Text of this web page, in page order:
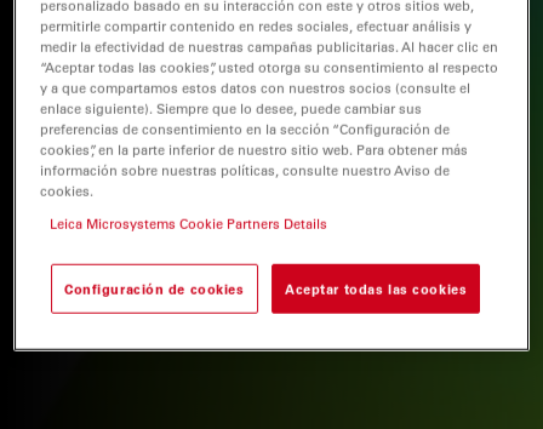
personalizado basado en su interacción con este y otros sitios web,
permitirle compartir contenido en redes sociales, efectuar análisis y
medir la efectividad de nuestras campañas publicitarias. Al hacer clic en
“Aceptar todas las cookies”, usted otorga su consentimiento al respecto
y a que compartamos estos datos con nuestros socios (consulte el
enlace siguiente). Siempre que lo desee, puede cambiar sus
preferencias de consentimiento en la sección “Configuración de
cookies”, en la parte inferior de nuestro sitio web. Para obtener más
información sobre nuestras políticas, consulte nuestro Aviso de
cookies.
Leica Microsystems Cookie Partners Details
Configuración de cookies Aceptar todas las cookies